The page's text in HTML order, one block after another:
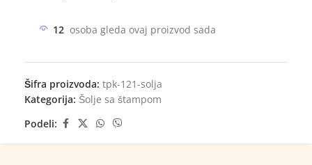
12 osoba gleda ovaj proizvod sada
Šifra proizvoda: tpk-121-solja
Kategorija: Šolje sa štampom
Podeli: